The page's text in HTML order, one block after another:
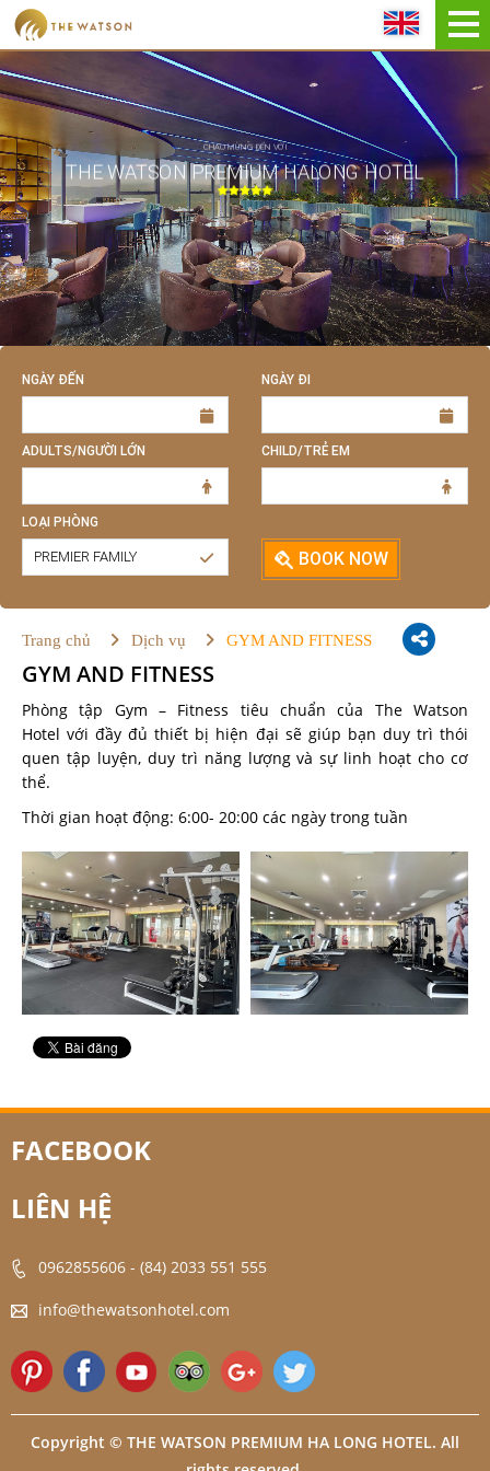
CHÀO MỪNG ĐẾN VỚI
THE WATSON PREMIUM HALONG HOTEL
NGÀY ĐẾN NGÀY ĐI
ADULTS/NGƯỜI LỚN CHILD/TRẺ EM
LOẠI PHÒNG
PREMIER FAMILY BOOK NOW
Trang chủ Dịch vụ GYM AND FITNESS
GYM AND FITNESS
Phòng tập Gym – Fitness tiêu chuẩn của The Watson
Hotel với đầy đủ thiết bị hiện đại sẽ giúp bạn duy trì thói
quen tập luyện, duy trì năng lượng và sự linh hoạt cho cơ
thể.
Thời gian hoạt động: 6:00- 20:00 các ngày trong tuần
FACEBOOK
LIÊN HỆ
0962855606 - (84) 2033 551 555
info@thewatsonhotel.com
Copyright © THE WATSON PREMIUM HA LONG HOTEL. All